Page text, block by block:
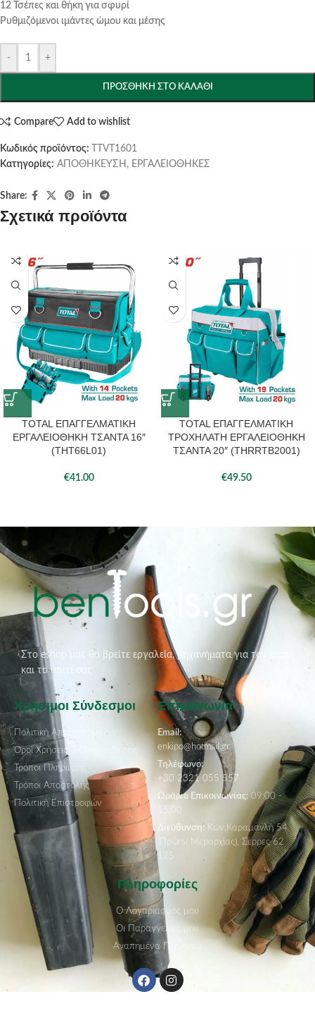
12 Τσέπες και θήκη για σφυρί
Ρυθμιζόμενοι ιμάντες ώμου και μέσης
- +
ΠΡΟΣΘΉΚΗ ΣΤΟ ΚΑΛΆΘΙ
Compare Add to wishlist
Κωδικός προϊόντος:
TTVT1601
Κατηγορίες: ΑΠΟΘΗΚΕΥΣΗ , ΕΡΓΑΛΕΙΟΘΗΚΕΣ
Share:
Σχετικά προϊόντα
TOTAL ΕΠΑΓΓΕΛΜΑΤΙΚΗ
ΕΡΓΑΛΕΙΟΘΗΚΗ ΤΣΑNTA 16″
(THT66L01)
€41.00
TOTAL ΕΠΑΓΓΕΛΜΑΤΙΚΗ
ΤΡΟΧΗΛΑΤΗ ΕΡΓΑΛΕΙΟΘΗΚΗ
ΤΣΑΝΤΑ 20″ (THRRTB2001)
€49.50
Στο eshop μας θα βρείτε εργαλεία, μηχανήματα για τον κήπο
και το σπίτι σας
Χρήσιμοι Σύνδεσμοι
Πολιτική Απορρήτου
Όροι Χρήσεις & Προϋποθέσεις
Τρόποι Πληρωμής
Τρόποι Αποστολής
Πολιτική Επιστροφών
Επικοινωνία
Email:
enkipo@hotmail.gr
Τηλέφωνο:
+30 2321 055 557
Ωράριο Επικοινωνίας: 09:00 -
15:00
Διεύθυνση: Κων.Καραμανλή 54
(Πρώην Μεραρχίας), Σέρρες 62
125
Πληροφορίες
Ο Λογαριασμός μου
Οι Παραγγελίες μου
Αγαπημένα Προϊόντα